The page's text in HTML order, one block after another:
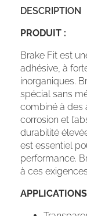
DESCRIPTION
PRODUIT :
Brake Fit est
adhésive, à
inorganiques.
spécial sans
combiné à des
corrosion et
durabilité
est essentiel
performance.
à ces